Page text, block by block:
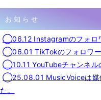
お知らせ
◯06.12 Instagramのフォロ
◯06.01 TikTokのフォロワー
◯10.11 YouTubeチャンネル
◯25.08.01 MusicVoiceは媒
た。